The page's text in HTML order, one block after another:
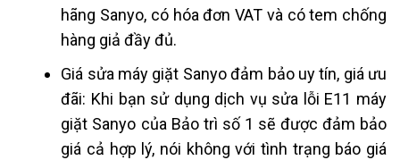
hãng Sanyo, có hóa đơn VAT và có tem chống
hàng giả đầy đủ.
Giá sửa máy giặt Sanyo đảm bảo uy tín, giá ưu
đãi: Khi bạn sử dụng dịch vụ sửa lỗi E11 máy
giặt Sanyo của Bảo trì số 1 sẽ được đảm bảo
giá cả hợp lý, nói không với tình trạng báo giá